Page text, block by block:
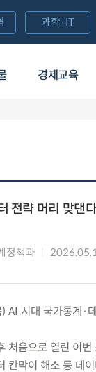
경제교육
과학·IT
전략 머리 맞댄
정책과
AI 시대 국가통계·
처음으로 열린 이
칸막이 해소 등 데